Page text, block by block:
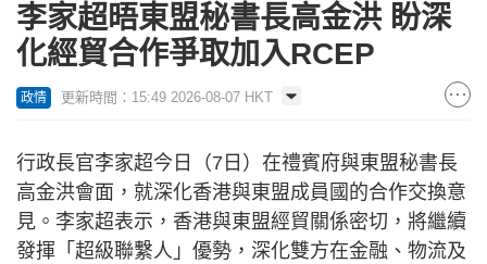
李家超晤東盟秘書長高金洪 盼深
化經貿合作爭取加入RCEP
政情 更新時間：15:49 2026-08-07 HKT
行政長官李家超今日（7日）在禮賓府與東盟秘書長
高金洪會面，就深化香港與東盟成員國的合作交換意
見。李家超表示，香港與東盟經貿關係密切，將繼續
發揮「超級聯繫人」優勢，深化雙方在金融、物流及